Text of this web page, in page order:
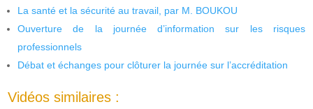
La santé et la sécurité au travail, par M. BOUKOU
Ouverture de la journée d’information sur les risques
professionnels
Débat et échanges pour clôturer la journée sur l’accréditation
Vidéos similaires :